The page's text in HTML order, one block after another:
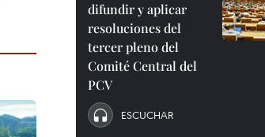
difundir y aplicar
resoluciones del
tercer pleno del
Comité Central del
PCV
ESCUCHAR